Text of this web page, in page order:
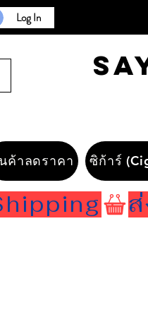
Log In
ค้าลดราคา ซิก้าร์